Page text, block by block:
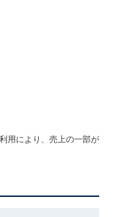
用により、売上の一部が